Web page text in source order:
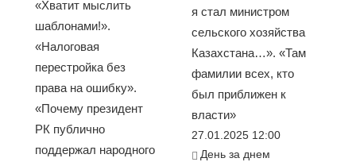
«Хватит мыслить
шаблонами!».
«Налоговая
перестройка без
права на ошибку».
«Почему президент
РК публично
поддержал народного
я стал министром
сельского хозяйства
Казахстана…». «Там
фамилии всех, кто
был приближен к
власти»
27.01.2025 12:00
День за днем